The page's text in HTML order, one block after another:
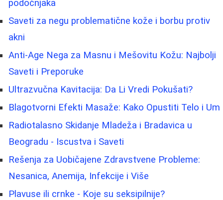
podočnjaka
Saveti za negu problematične kože i borbu protiv
akni
Anti-Age Nega za Masnu i Mešovitu Kožu: Najbolji
Saveti i Preporuke
Ultrazvučna Kavitacija: Da Li Vredi Pokušati?
Blagotvorni Efekti Masaže: Kako Opustiti Telo i Um
Radiotalasno Skidanje Mladeža i Bradavica u
Beogradu - Iscustva i Saveti
Rešenja za Uobičajene Zdravstvene Probleme:
Nesanica, Anemija, Infekcije i Više
Plavuse ili crnke - Koje su seksipilnije?